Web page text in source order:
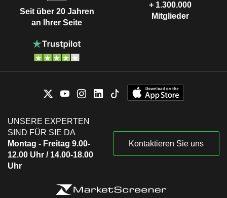
Seit über 20 Jahren
an Ihrer Seite
+ 1.300.000
Mitglieder
UNSERE EXPERTEN
SIND FÜR SIE DA
Montag - Freitag 9.00-
12.00 Uhr / 14.00-18.00
Uhr
Kontaktieren Sie uns